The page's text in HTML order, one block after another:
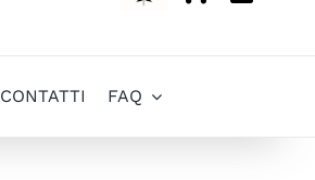
CONTATTI FAQ